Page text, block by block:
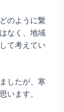
のように繋
なく、地域
て考えてい
したが、寒
ます。